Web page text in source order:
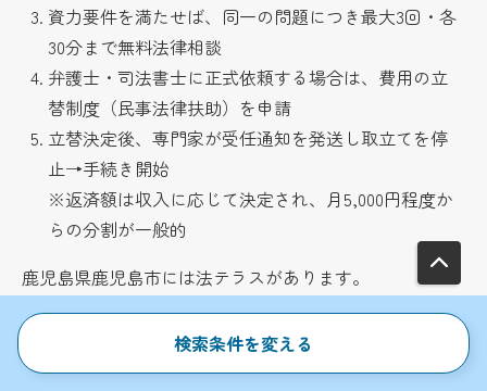
資力要件を満たせば、同一の問題につき最大3回・各
30分まで無料法律相談
弁護士・司法書士に正式依頼する場合は、費用の立
替制度（民事法律扶助）を申請
立替決定後、専門家が受任通知を発送し取立てを停
止→手続き開始
※返済額は収入に応じて決定され、月5,000円程度か
らの分割が一般的
鹿児島県鹿児島市には法テラスがあります。
検索条件を変える